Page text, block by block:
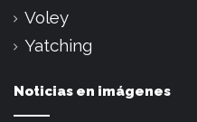
Voley
Yatching
Noticias en imágenes